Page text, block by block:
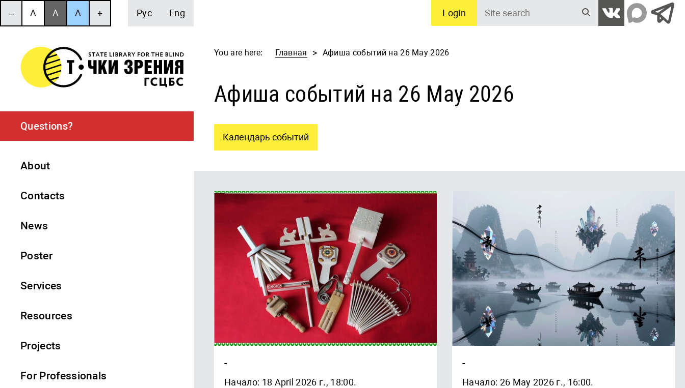
‒ A A A + Рус Eng
Questions?
About
Contacts
News
Poster
Services
Resources
Projects
For Professionals
Login
Site
You are here: Главная Афиша событий на 26 May 2026
Афиша событий на 26 May 2026
Календарь событий
-
Начало: 18 April 2026 г., 18:00.
-
Начало: 26 May 2026 г., 16:00.